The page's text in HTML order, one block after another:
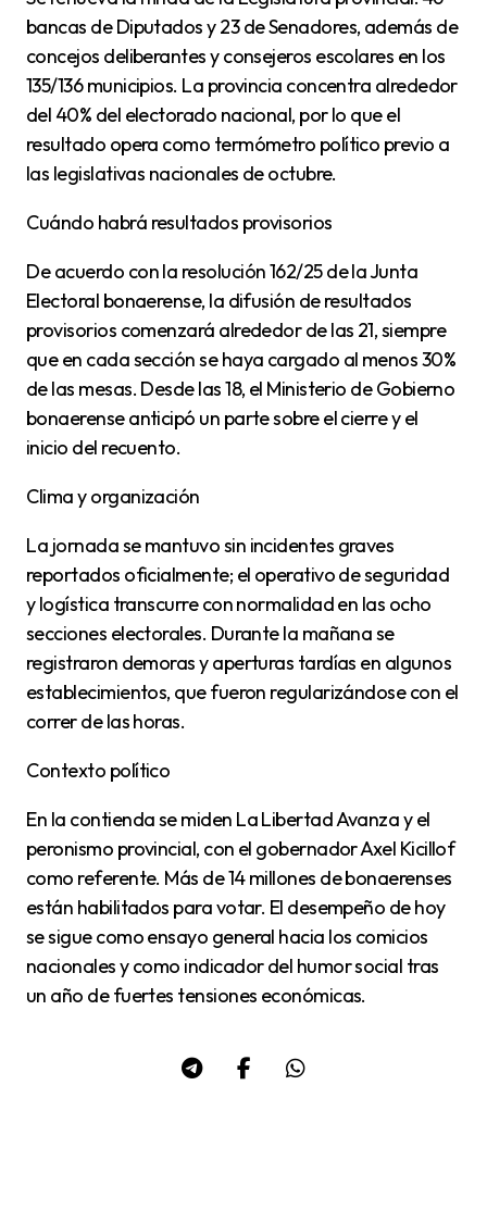
bancas de Diputados y 23 de Senadores, además de
concejos deliberantes y consejeros escolares en los
135/136 municipios. La provincia concentra alrededor
del 40% del electorado nacional, por lo que el
resultado opera como termómetro político previo a
las legislativas nacionales de octubre.
Cuándo habrá resultados provisorios
De acuerdo con la resolución 162/25 de la Junta
Electoral bonaerense, la difusión de resultados
provisorios comenzará alrededor de las 21, siempre
que en cada sección se haya cargado al menos 30%
de las mesas. Desde las 18, el Ministerio de Gobierno
bonaerense anticipó un parte sobre el cierre y el
inicio del recuento.
Clima y organización
La jornada se mantuvo sin incidentes graves
reportados oficialmente; el operativo de seguridad
y logística transcurre con normalidad en las ocho
secciones electorales. Durante la mañana se
registraron demoras y aperturas tardías en algunos
establecimientos, que fueron regularizándose con el
correr de las horas.
Contexto político
En la contienda se miden La Libertad Avanza y el
peronismo provincial, con el gobernador Axel Kicillof
como referente. Más de 14 millones de bonaerenses
están habilitados para votar. El desempeño de hoy
se sigue como ensayo general hacia los comicios
nacionales y como indicador del humor social tras
un año de fuertes tensiones económicas.